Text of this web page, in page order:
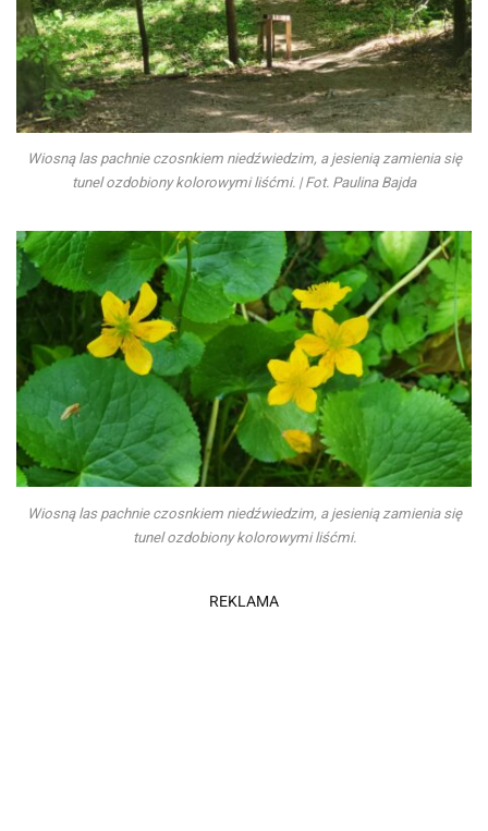
Wiosną las pachnie czosnkiem niedźwiedzim, a jesienią zamienia się
tunel ozdobiony kolorowymi liśćmi. | Fot. Paulina Bajda
Wiosną las pachnie czosnkiem niedźwiedzim, a jesienią zamienia się
tunel ozdobiony kolorowymi liśćmi.
REKLAMA